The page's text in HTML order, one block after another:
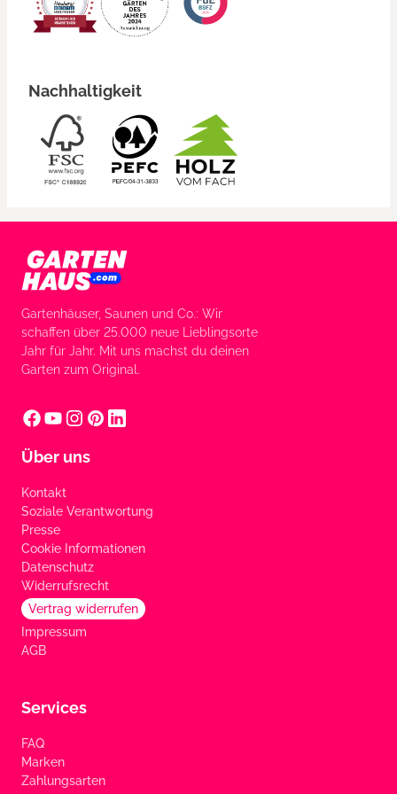
Nachhaltigkeit
Gartenhäuser, Saunen und Co.: Wir
schaffen über 25.000 neue Lieblingsorte
Jahr für Jahr. Mit uns machst du deinen
Garten zum Original.
Über uns
Kontakt
Soziale Verantwortung
Presse
Cookie Informationen
Datenschutz
Widerrufsrecht
Vertrag widerrufen
Impressum
AGB
Services
FAQ
Marken
Zahlungsarten